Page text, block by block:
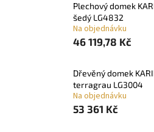
plechový domek KARIBU AURUM 2,5 (53667)
šedý LG4832
Na objednávku
46 119,78 Kč
dřevěný domek KARIBU MÜHLENTRUP 2 (23619)
terragrau LG3004
Na objednávku
53 361 Kč